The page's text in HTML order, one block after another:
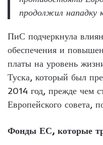
продолжил нападку
ПиС подчеркнула
обеспечения и
платы на уровень
Туска, который был
2014 год, прежде чем
Европейского совета,
Фонды ЕС, которые